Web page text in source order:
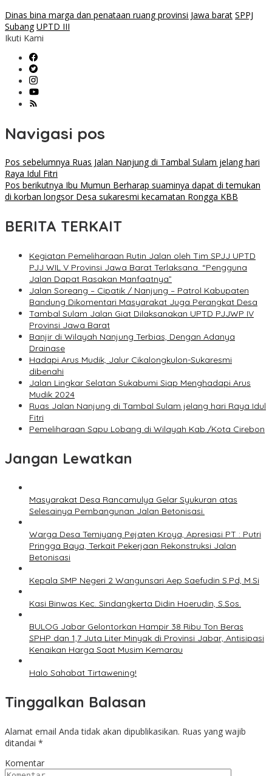
Dinas bina marga dan penataan ruang provinsi Jawa barat SPPJ
Subang UPTD III
Ikuti Kami
Navigasi pos
Pos sebelumnya Ruas Jalan Nanjung di Tambal Sulam jelang hari
Raya Idul Fitri
Pos berikutnya Ibu Mumun Berharap suaminya dapat di temukan
di korban longsor Desa sukaresmi kecamatan Rongga KBB
BERITA TERKAIT
Kegiatan Pemeliharaan Rutin Jalan oleh Tim SPJJ UPTD
PJJ WIL V Provinsi Jawa Barat Terlaksana. “Pengguna
Jalan Dapat Rasakan Manfaatnya”
Jalan Soreang – Cipatik / Nanjung – Patrol Kabupaten
Bandung Dikomentari Masyarakat Juga Perangkat Desa
Tambal Sulam Jalan Giat Dilaksanakan UPTD PJJWP IV
Provinsi Jawa Barat
Banjir di Wilayah Nanjung Terbias, Dengan Adanya
Drainase
Hadapi Arus Mudik, Jalur Cikalongkulon-Sukaresmi
dibenahi
Jalan Lingkar Selatan Sukabumi Siap Menghadapi Arus
Mudik 2024
Ruas Jalan Nanjung di Tambal Sulam jelang hari Raya Idul
Fitri
Pemeliharaan Sapu Lobang di Wilayah Kab./Kota Cirebon
Jangan Lewatkan
Masyarakat Desa Rancamulya Gelar Syukuran atas
Selesainya Pembangunan Jalan Betonisasi.
Warga Desa Temiyang Pejaten Kroya, Apresiasi PT : Putri
Pringga Baya, Terkait Pekerjaan Rekonstruksi Jalan
Betonisasi
Kepala SMP Negeri 2 Wangunsari Aep Saefudin S.Pd, M.Si
Kasi Binwas Kec. Sindangkerta Didin Hoerudin, S.Sos.
BULOG Jabar Gelontorkan Hampir 38 Ribu Ton Beras
SPHP dan 1,7 Juta Liter Minyak di Provinsi Jabar, Antisipasi
Kenaikan Harga Saat Musim Kemarau
Halo Sahabat Tirtawening!
Tinggalkan Balasan
Alamat email Anda tidak akan dipublikasikan. Ruas yang wajib
ditandai *
Komentar